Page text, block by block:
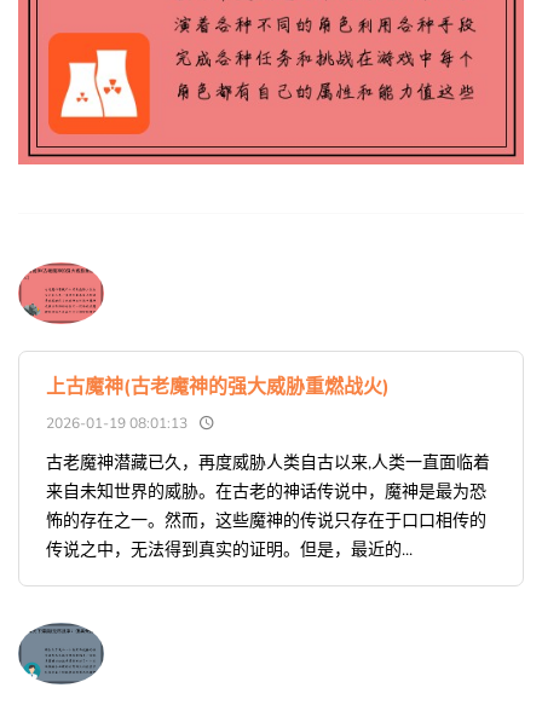
上古魔神(古老魔神的强大威胁重燃战火)
2026-01-19 08:01:13
古老魔神潜藏已久，再度威胁人类自古以来,人类一直面临着
来自未知世界的威胁。在古老的神话传说中，魔神是最为恐
怖的存在之一。然而，这些魔神的传说只存在于口口相传的
传说之中，无法得到真实的证明。但是，最近的...